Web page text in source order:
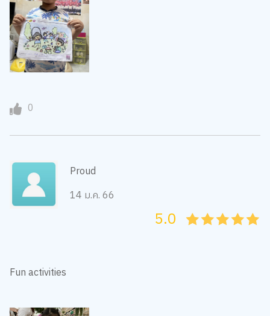
0
Proud
14 ม.ค. 66
45
4
35
3
25
2
15
1
05
5.0
Fun activities